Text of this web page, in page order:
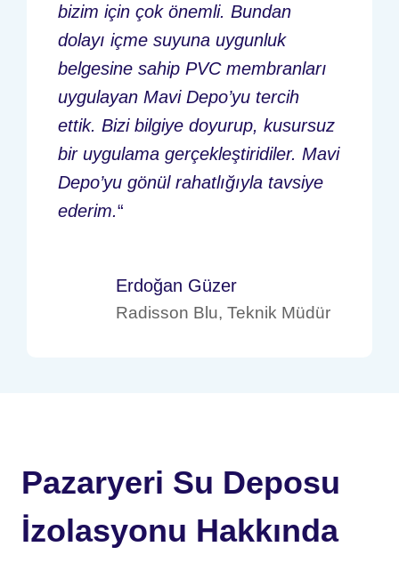
bizim için çok önemli. Bundan
dolayı içme suyuna uygunluk
belgesine sahip PVC membranları
uygulayan Mavi Depo’yu tercih
ettik. Bizi bilgiye doyurup, kusursuz
bir uygulama gerçekleştiridiler. Mavi
Depo’yu gönül rahatlığıyla tavsiye
ederim.“
Erdoğan Güzer
Radisson Blu, Teknik Müdür
Pazaryeri Su Deposu
İzolasyonu Hakkında